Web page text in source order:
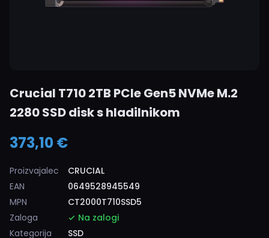
Crucial T710 2TB PCIe Gen5 NVMe M.2
2280 SSD disk s hladilnikom
373,10 €
Proizvajalec
CRUCIAL
EAN
0649528945549
MPN
CT2000T710SSD5
Zaloga
Na zalogi
Kategorija
SSD